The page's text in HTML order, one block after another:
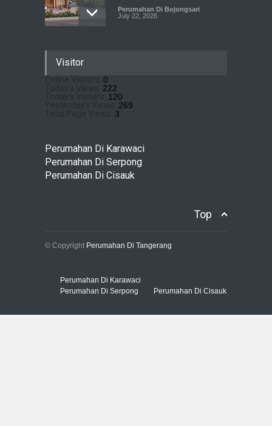
Perumahan Di Bojongsari
July 22, 2026
July 3, 2026
Nuansa Resort di Gading
Serpong
Perumahan Di Serpong
Visitor
0
222
120
269
3
Perumahan Di Karawaci
Perumahan Di Serpong
Perumahan Di Cisauk
Top
© Copyright Perumahan Di Tangerang
Perumahan Di Karawaci
Perumahan Di Serpong
Perumahan Di Cisauk